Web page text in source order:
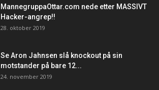
MannegruppaOttar.com nede etter MASSIVT
Hacker-angrep!!
28. oktober 2019
Se Aron Jahnsen slå knockout på sin
motstander på bare 12...
24. november 2019